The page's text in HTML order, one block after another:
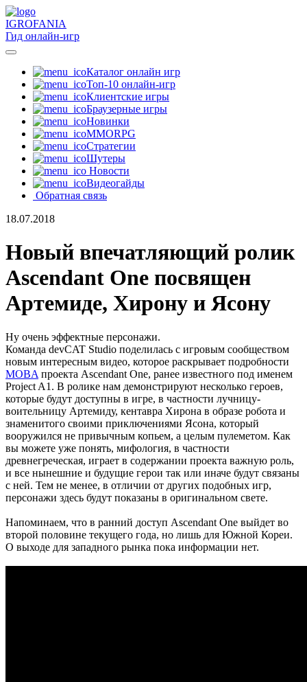
IGROFANIA
Гид онлайн-игр
Каталог онлайн игр
Топ-10 онлайн-игр
Клиентские игры
Браузерные игры
Новинки
MMORPG
Стратегии
Шутеры
Новости
Видеогайды
Обратная связь
18.07.2018
Новый впечатляющий ролик
Ascendant One посвящен
Артемиде, Хирону и Ясону
Ну очень эффектные персонажи.
Команда devCAT Studio поделилась с игровым сообществом
новым интересным видео, которое раскрывает подробности
MOBA проекта Ascendant One, ранее известного под именем
Project A1. В ролике нам демонстрируют несколько героев,
которые будут доступны в игре, в частности лучницу-
воительницу Артемиду, кентавра Хирона в образе робота и
знаменитого своими приключениями Ясона, который
вооружился не привычным копьем, а целым пулеметом. Как
вы можете уже понять, мифология, в частности
древнегреческая, играет в содержании проекта важную роль,
и все нынешние и будущие герои так или иначе будут связаны
с ней. Тем не менее, в отличии от других подобных игр,
персонажи здесь будут показаны в оригинальном свете.
Напоминаем, что в ранний доступ Ascendant One выйдет во
второй половине текущего года, но лишь для Южной Кореи.
О выходе для западного рынка пока информации нет.